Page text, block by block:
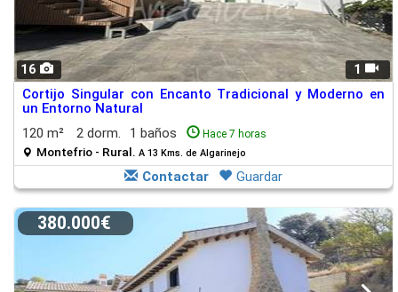
16
1
Cortijo Singular con Encanto Tradicional y Moderno en
un Entorno Natural
120 m²
2 dorm. 1 baños Hace 7 horas
Montefrio - Rural. A 13 Kms. de Algarinejo
Contactar Guardar
380.000€